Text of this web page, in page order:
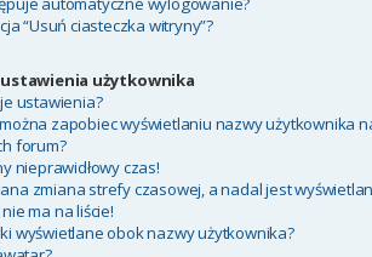
“Usuń ciasteczka witryny”?
użytkownika
ustawienia?
zapobiec wyświetlaniu nazwy użytkownika
forum?
nieprawidłowy czas!
zmiana strefy czasowej, a nadal jest
ma na liście!
wyświetlane obok nazwy użytkownika?